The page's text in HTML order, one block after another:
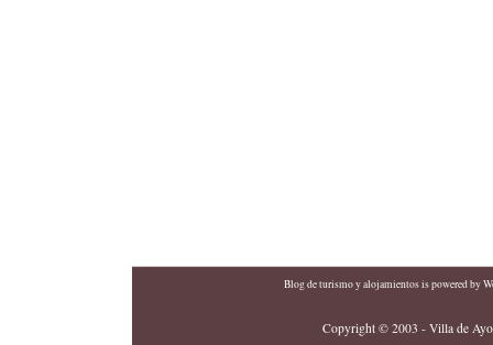
Blog de turismo y alojamientosis powered by
Copyright © 2003 - Villa de